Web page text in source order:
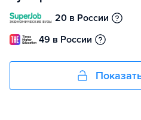
20 в России
49 в России